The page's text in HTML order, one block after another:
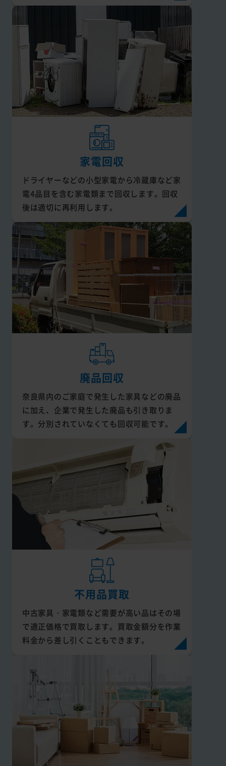
家電回収
ドライヤーなどの小型家電から冷蔵庫など家
電4品目を含む家電類まで回収します。回収
後は適切に再利用します。
廃品回収
奈良県内のご家庭で発生した家具などの廃品
に加え、企業で発生した廃品も引き取りま
す。分別されていなくても回収可能です。
不用品買取
中古家具・家電類など需要が高い品はその場
で適正価格で買取します。買取金額分を作業
料金から差し引くこともできます。